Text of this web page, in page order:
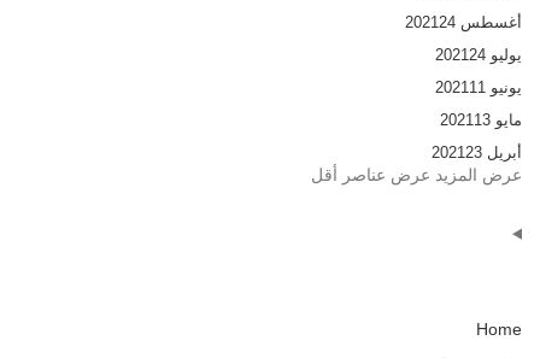
أغسطس 2021 24
يوليو 2021 24
يونيو 2021 11
مايو 2021 13
أبريل 2021 23
عرض المزيد عرض عناصر أقل
Home